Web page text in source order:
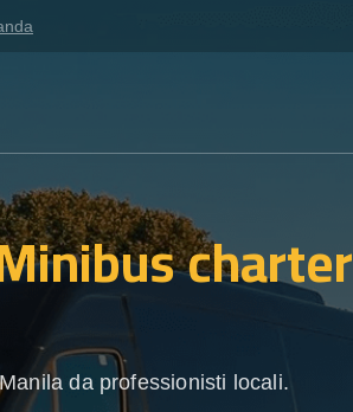
charter
da professionisti locali.